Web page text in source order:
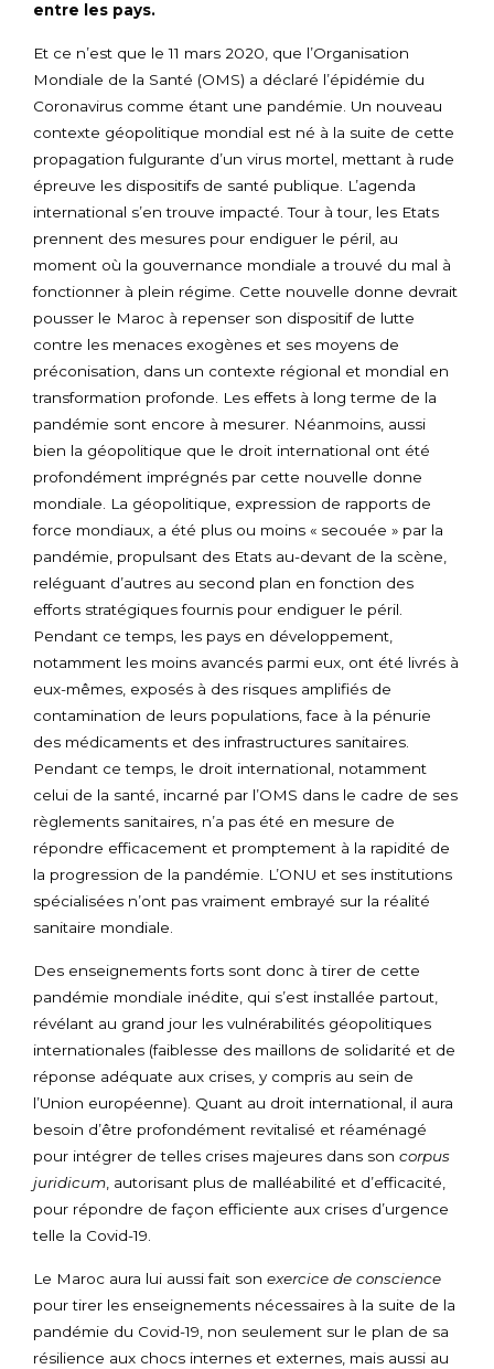
entre les pays.
Et ce n’est que le 11 mars 2020, que l’Organisation
Mondiale de la Santé (OMS) a déclaré l’épidémie du
Coronavirus comme étant une pandémie. Un nouveau
contexte géopolitique mondial est né à la suite de cette
propagation fulgurante d’un virus mortel, mettant à rude
épreuve les dispositifs de santé publique. L’agenda
international s’en trouve impacté. Tour à tour, les Etats
prennent des mesures pour endiguer le péril, au
moment où la gouvernance mondiale a trouvé du mal à
fonctionner à plein régime. Cette nouvelle donne devrait
pousser le Maroc à repenser son dispositif de lutte
contre les menaces exogènes et ses moyens de
préconisation, dans un contexte régional et mondial en
transformation profonde. Les effets à long terme de la
pandémie sont encore à mesurer. Néanmoins, aussi
bien la géopolitique que le droit international ont été
profondément imprégnés par cette nouvelle donne
mondiale. La géopolitique, expression de rapports de
force mondiaux, a été plus ou moins « secouée » par la
pandémie, propulsant des Etats au-devant de la scène,
reléguant d’autres au second plan en fonction des
efforts stratégiques fournis pour endiguer le péril.
Pendant ce temps, les pays en développement,
notamment les moins avancés parmi eux, ont été livrés à
eux-mêmes, exposés à des risques amplifiés de
contamination de leurs populations, face à la pénurie
des médicaments et des infrastructures sanitaires.
Pendant ce temps, le droit international, notamment
celui de la santé, incarné par l’OMS dans le cadre de ses
règlements sanitaires, n’a pas été en mesure de
répondre efficacement et promptement à la rapidité de
la progression de la pandémie. L’ONU et ses institutions
spécialisées n’ont pas vraiment embrayé sur la réalité
sanitaire mondiale.
Des enseignements forts sont donc à tirer de cette
pandémie mondiale inédite, qui s’est installée partout,
révélant au grand jour les vulnérabilités géopolitiques
internationales (faiblesse des maillons de solidarité et de
réponse adéquate aux crises, y compris au sein de
l’Union européenne). Quant au droit international, il aura
besoin d’être profondément revitalisé et réaménagé
pour intégrer de telles crises majeures dans son corpus
juridicum, autorisant plus de malléabilité et d’efficacité,
pour répondre de façon efficiente aux crises d’urgence
telle la Covid-19.
Le Maroc aura lui aussi fait son exercice de conscience
pour tirer les enseignements nécessaires à la suite de la
pandémie du Covid-19, non seulement sur le plan de sa
résilience aux chocs internes et externes, mais aussi au